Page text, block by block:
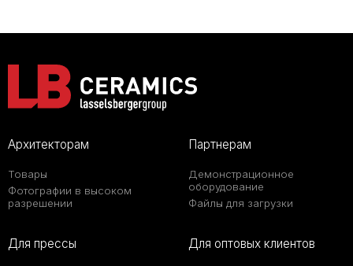
Архитекторам
Товары
Фотографии в высоком
разрешении
Партнерам
Демонстрационное
оборудование
Файлы для загрузки
Для прессы Для оптовых клиентов